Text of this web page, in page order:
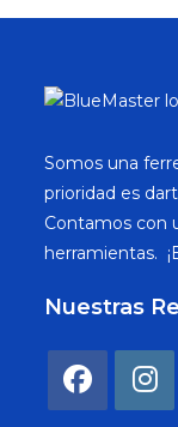
Somos una
prioridad es
Contamos con
herramientas.
Nuestras